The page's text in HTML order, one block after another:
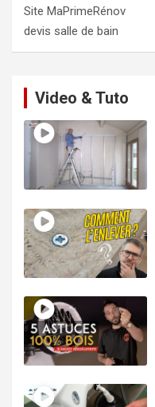
Site MaPrimeRénov
devis salle de bain
Video & Tuto